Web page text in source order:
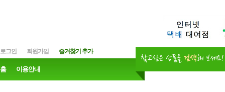
로그인 회원가입 즐겨찾기 추가
홈 이용안내